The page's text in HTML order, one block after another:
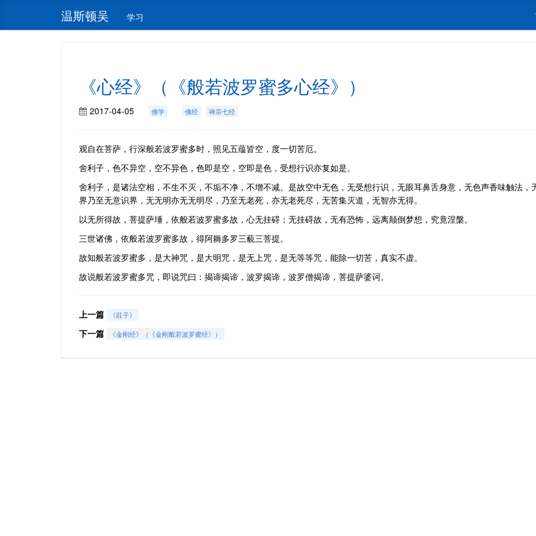
温斯顿吴 学习
《心经》（《般若波罗蜜多心经》）
2017-04-05 佛学 佛经 禅宗七经
观自在菩萨，行深般若波罗蜜多时，照见五蕴皆空，度一切苦厄。
舍利子，色不异空，空不异色，色即是空，空即是色，受想行识亦复如是。
舍利子，是诸法空相，不生不灭，不垢不净，不增不减。是故空中无色，无受想行识，无眼耳鼻舌身意，无色声香味触法，
界乃至无意识界，无无明亦无无明尽，乃至无老死，亦无老死尽，无苦集灭道，无智亦无得。
以无所得故，菩提萨埵，依般若波罗蜜多故，心无挂碍；无挂碍故，无有恐怖，远离颠倒梦想，究竟涅槃。
三世诸佛，依般若波罗蜜多故，得阿耨多罗三藐三菩提。
故知般若波罗蜜多，是大神咒，是大明咒，是无上咒，是无等等咒，能除一切苦，真实不虚。
故说般若波罗蜜多咒，即说咒曰：揭谛揭谛，波罗揭谛，波罗僧揭谛，菩提萨婆诃。
上一篇 《莊子》
下一篇 《金刚经》（《金刚般若波罗蜜经》）